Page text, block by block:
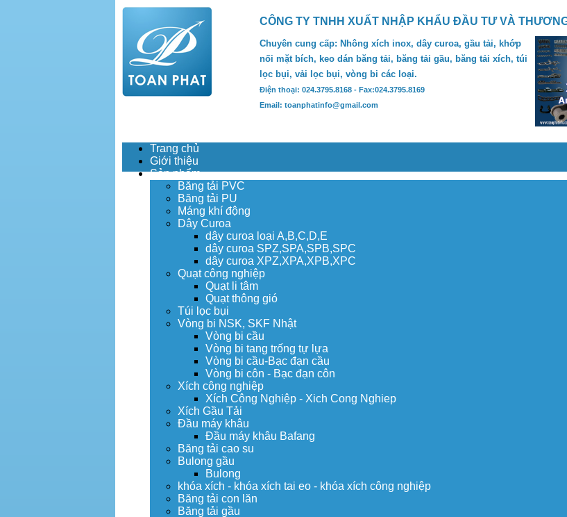
CÔNG TY TNHH XUẤT NHẬP KHẨU ĐẦU TƯ VÀ
Chuyên cung cấp: Nhông xích inox, dây curoa, gầu tải, khớp
nối mặt bích, keo dán băng tải, băng tải gầu, băng tải xích, túi
lọc bụi, vải lọc bụi, vòng bi các loại.
Điện thoại: 024.3795.8168 - Fax:024.3795.8169
Email: toanphatinfo@gmail.com
Trang chủ
Giới thiệu
Sản phẩm
Băng tải PVC
Băng tải PU
Máng khí động
Dây Curoa
dây curoa loại A,B,C,D,E
dây curoa SPZ,SPA,SPB,SPC
dây curoa XPZ,XPA,XPB,XPC
Quạt công nghiệp
Quạt li tâm
Quạt thông gió
Túi lọc bụi
Vòng bi NSK, SKF Nhật
Vòng bi cầu
Vòng bi tang trống tự lựa
Vòng bi cầu-Bạc đạn cầu
Vòng bi côn - Bạc đạn côn
Xích công nghiệp
Xích Công Nghiệp - Xich Cong Nghiep
Xích Gầu Tải
Đầu máy khâu
Đầu máy khâu Bafang
Băng tải cao su
Bulong gầu
Bulong
khóa xích - khóa xích tai eo - khóa xích công nghiệp
Băng tải con lăn
Băng tải gầu